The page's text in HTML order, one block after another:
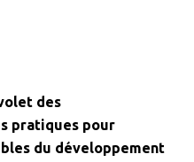
des
pratiques pour
du développement